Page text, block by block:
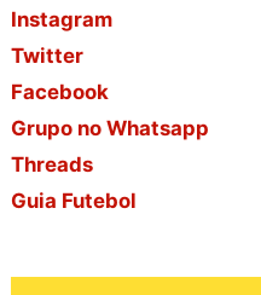
Instagram
Twitter
Facebook
Grupo no Whatsapp
Threads
Guia Futebol